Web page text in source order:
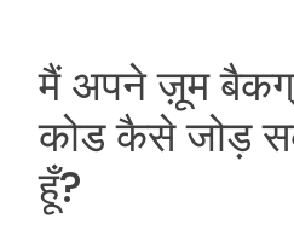
मैं अपने ज़ूम
कोड कैसे जोड़
हूँ?